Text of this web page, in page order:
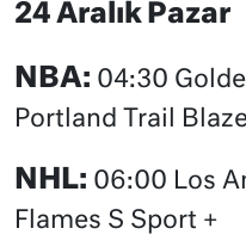
24 Aralık Pazar
NBA: 04:30
Portland Trail
NHL: 06:00 Los
Flames S Sport +